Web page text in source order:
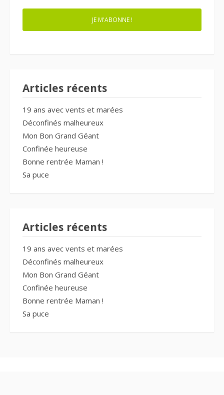
JE M'ABONNE !
Articles récents
19 ans avec vents et marées
Déconfinés malheureux
Mon Bon Grand Géant
Confinée heureuse
Bonne rentrée Maman !
Sa puce
Articles récents
19 ans avec vents et marées
Déconfinés malheureux
Mon Bon Grand Géant
Confinée heureuse
Bonne rentrée Maman !
Sa puce